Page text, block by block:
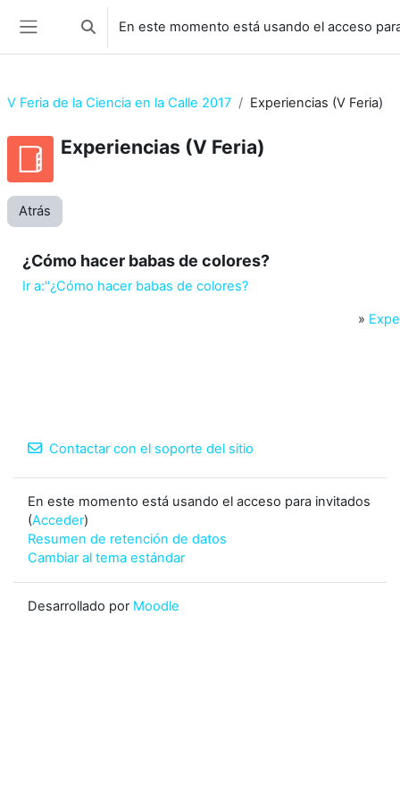
Salta al contenido principal
Panel lateral
Selector de búsqueda de entrada
En este momento está usando el acceso
V Feria de la Ciencia en la Calle 2017 Experiencias (V Feria)
Experiencias (V Feria)
Atrás
¿Cómo hacer babas de colores?
Ir a:"¿Cómo hacer babas de colores?
»
Contactar con el soporte del sitio
En este momento está usando el acceso para invitados
(Acceder)
Resumen de retención de datos
Cambiar al tema estándar
Desarrollado por Moodle